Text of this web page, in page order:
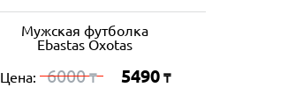
Мужская футболка
Ebastas Oxotas
Цена: 6000₸ 5490 ₸